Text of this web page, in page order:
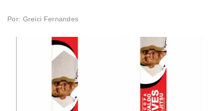
Por: Greici Fernandes